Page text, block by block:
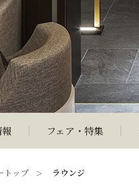
フェア・特集
トップ ラウンジ